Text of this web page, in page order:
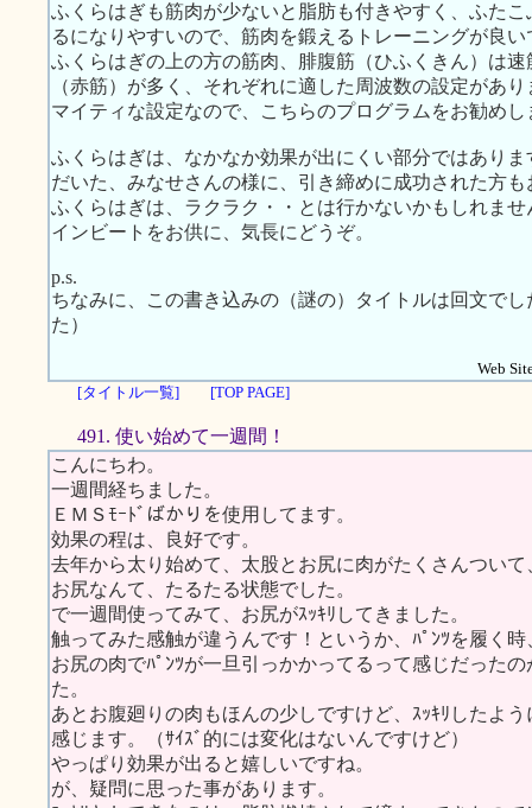
ふくらはぎも筋肉が少ないと脂肪も付きやすく、ふた
るになりやすいので、筋肉を鍛えるトレーニングが良い
ふくらはぎの上の方の筋肉、腓腹筋（ひふくきん）は
（赤筋）が多く、それぞれに適した周波数の設定があ
マイティな設定なので、こちらのプログラムをお勧めし
ふくらはぎは、なかなか効果が出にくい部分ではあり
だいた、みなせさんの様に、引き締めに成功された方も
ふくらはぎは、ラクラク・・とは行かないかもしれま
インビートをお供に、気長にどうぞ。
p.s.
ちなみに、この書き込みの（謎の）タイトルは回文で
た）
Web
[タイトル一覧]
[TOP PAGE]
491. 使い始めて一週間！
こんにちわ。
一週間経ちました。
ＥＭＳﾓｰﾄﾞばかりを使用してます。
効果の程は、良好です。
去年から太り始めて、太股とお尻に肉がたくさんついて
お尻なんて、たるたる状態でした。
で一週間使ってみて、お尻がｽｯｷﾘしてきました。
触ってみた感触が違うんです！というか、ﾊﾟﾝﾂを履く時
お尻の肉でﾊﾟﾝﾂが一旦引っかかってるって感じだった
た。
あとお腹廻りの肉もほんの少しですけど、ｽｯｷﾘしたよう
感じます。（ｻｲｽﾞ的には変化はないんですけど）
やっぱり効果が出ると嬉しいですね。
が、疑問に思った事があります。